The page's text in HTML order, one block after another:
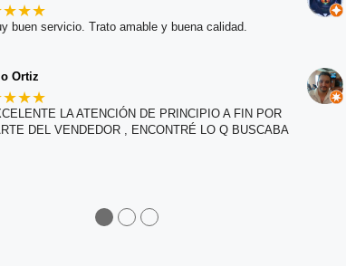
buen servicio. Trato amable y buena calidad.
Ortiz
LA ATENCIÓN DE PRINCIPIO A FIN POR
DEL VENDEDOR , ENCONTRÉ LO Q BUSCABA
●●●